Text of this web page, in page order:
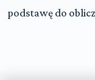
podstawę do